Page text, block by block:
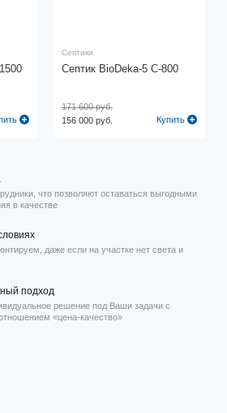
Септики
Септик BioDeka-5 C-800
156 000 руб.
171 600 руб.
Купить
что позволяют оставаться выгодными
в качестве
даже если на участке нет света и
подход
решение под Ваши задачи с
«цена-качество»